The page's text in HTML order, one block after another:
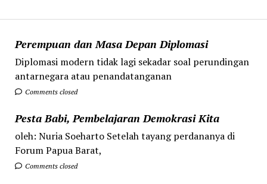
Perempuan dan Masa Depan Diplomasi
Diplomasi modern tidak lagi sekadar soal perundingan
antarnegara atau penandatanganan
Comments closed
Pesta Babi, Pembelajaran Demokrasi Kita
oleh: Nuria Soeharto Setelah tayang perdananya di
Forum Papua Barat,
Comments closed